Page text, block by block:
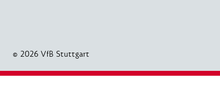
© 2026 VfB Stuttgart